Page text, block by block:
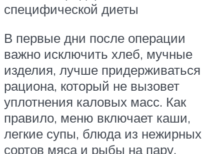
специфической диеты
В первые дни после операции
важно исключить хлеб, мучные
изделия, лучше придерживаться
рациона, который не вызовет
уплотнения каловых масс. Как
правило, меню включает каши,
легкие супы, блюда из нежирных
сортов мяса и рыбы на пару,